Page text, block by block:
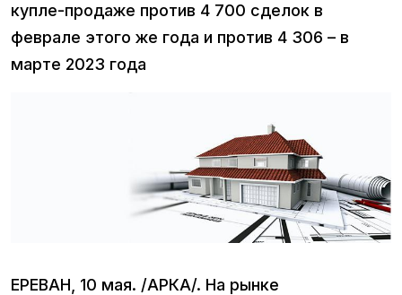
купле-продаже против 4 700 сделок в
феврале этого же года и против 4 306 – в
марте 2023 года
ЕРЕВАН, 10 мая. /АРКА/. На рынке